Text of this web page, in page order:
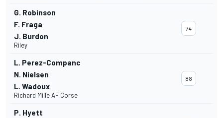
G. Robinson
F. Fraga
J. Burdon
Riley
74
L. Perez-Companc
N. Nielsen
L. Wadoux
Richard Mille AF Corse
88
P. Hyett